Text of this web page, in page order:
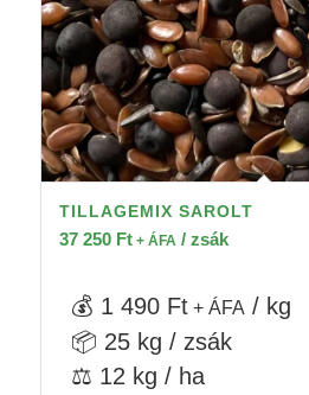
TILLAGEMIX SAROLT
37 250 Ft+ ÁFA / zsák
💰 1 490 Ft+ ÁFA / kg
📦 25 kg / zsák
⚖️ 12 kg / ha